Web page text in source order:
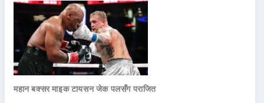
महान बक्सर माइक टायसन जेक पलसँग पराजित